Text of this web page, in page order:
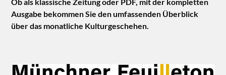
Ausgabe bekommen Sie den umfassenden Überblick
über das monatliche Kulturgeschehen.